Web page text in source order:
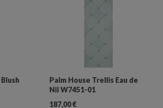
Palm House Trellis Eau de
Nil W7451-01
187,00€